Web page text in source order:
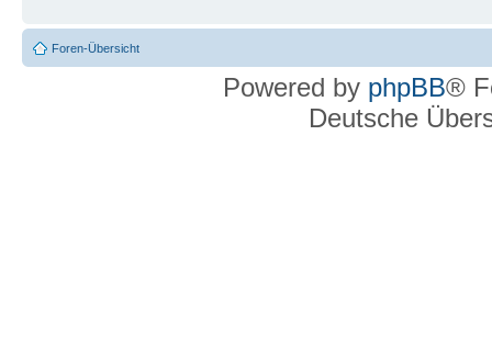
Foren-Übersicht
Powered by phpBB®
Deutsche